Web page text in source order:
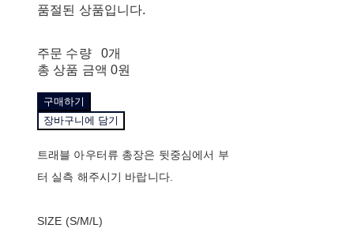
품절된 상품입니다.
주문 수량
0개
총 상품 금액 0원
구매하기
장바구니에 담기
트래블 아우터류 총장은 뒷중심에서 부
터 실측 해주시기 바랍니다.
SIZE (S/M/L)